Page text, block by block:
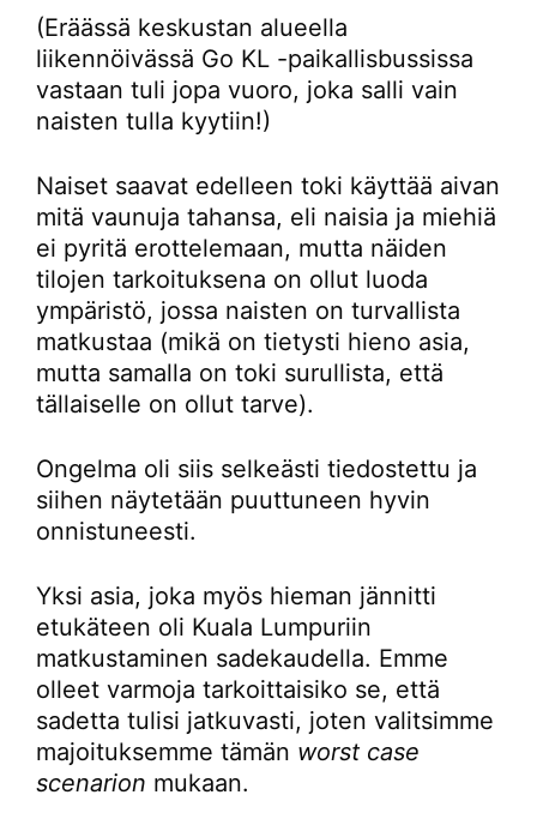
(Eräässä keskustan alueella
liikennöivässä Go KL -paikallisbussissa
vastaan tuli jopa vuoro, joka salli vain
naisten tulla kyytiin!)
Naiset saavat edelleen toki käyttää aivan
mitä vaunuja tahansa, eli naisia ja miehiä
ei pyritä erottelemaan, mutta näiden
tilojen tarkoituksena on ollut luoda
ympäristö, jossa naisten on turvallista
matkustaa (mikä on tietysti hieno asia,
mutta samalla on toki surullista, että
tällaiselle on ollut tarve).
Ongelma oli siis selkeästi tiedostettu ja
siihen näytetään puuttuneen hyvin
onnistuneesti.
Yksi asia, joka myös hieman jännitti
etukäteen oli Kuala Lumpuriin
matkustaminen sadekaudella. Emme
olleet varmoja tarkoittaisiko se, että
sadetta tulisi jatkuvasti, joten valitsimme
majoituksemme tämän worst case
scenarion mukaan.